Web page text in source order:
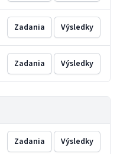
Zadania Výsledky
Zadania Výsledky
Zadania Výsledky